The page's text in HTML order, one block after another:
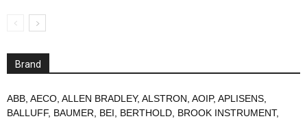
Brand
ABB AECO ALLEN BRADLEY, ALSTRON AOIP, APLISENS
BALLUFF, BAUMER BEI BERTHOLD BROOK INSTRUMENT,